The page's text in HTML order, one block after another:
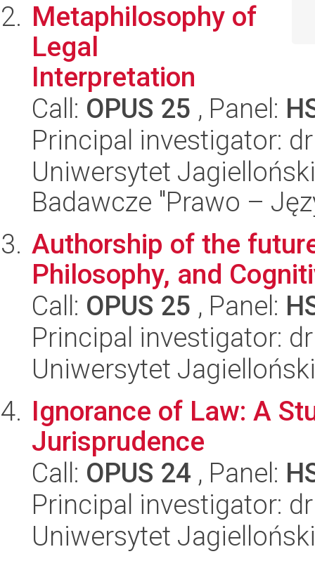
Metaphilosophy of
Legal
Interpretation
Call: OPUS 25 , Panel:
Principal investigator:
Uniwersytet
Badawcze "Prawo –
Authorship of the
Philosophy, and
Call: OPUS 25 , Panel:
Principal investigator:
Uniwersytet
Ignorance of Law: A
Jurisprudence
Call: OPUS 24 , Panel:
Principal investigator:
Uniwersytet